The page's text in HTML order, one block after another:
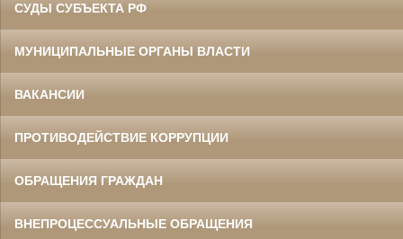
СУДЫ СУБЪЕКТА РФ
МУНИЦИПАЛЬНЫЕ ОРГАНЫ ВЛАСТИ
ВАКАНСИИ
ПРОТИВОДЕЙСТВИЕ КОРРУПЦИИ
ОБРАЩЕНИЯ ГРАЖДАН
ВНЕПРОЦЕССУАЛЬНЫЕ ОБРАЩЕНИЯ